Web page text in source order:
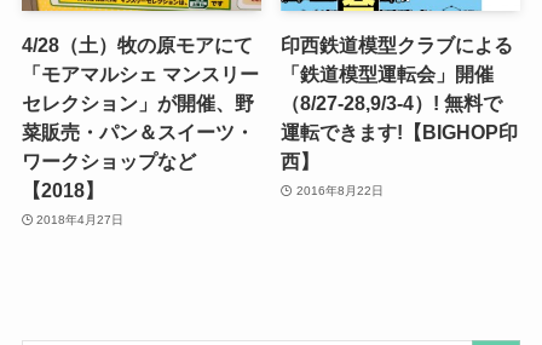
4/28（土）牧の原モアにて
「モアマルシェ マンスリー
セレクション」が開催、野
菜販売・パン＆スイーツ・
ワークショップなど
【2018】
2018年4月27日
印西鉄道模型クラブによる
「鉄道模型運転会」開催
（8/27-28,9/3-4）! 無料で
運転できます!【BIGHOP印
西】
2016年8月22日